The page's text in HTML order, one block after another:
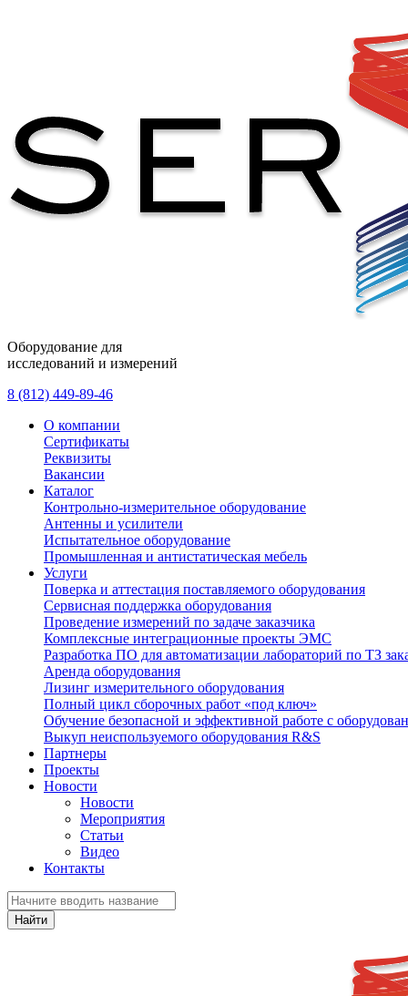
Оборудование для
исследований и измерений
8 (812) 449-89-46
О компании
Сертификаты
Реквизиты
Вакансии
Каталог
Контрольно-измерительное оборудование
Антенны и усилители
Испытательное оборудование
Промышленная и антистатическая мебель
Услуги
Поверка и аттестация поставляемого оборудования
Сервисная поддержка оборудования
Проведение измерений по задаче заказчика
Комплексные интеграционные проекты ЭМС
Разработка ПО для автоматизации лабораторий по ТЗ
Аренда оборудования
Лизинг измерительного оборудования
Полный цикл сборочных работ «под ключ»
Обучение безопасной и эффективной работе с
Выкуп неиспользуемого оборудования R&S
Партнеры
Проекты
Новости
Новости
Мероприятия
Статьи
Видео
Контакты
Найти